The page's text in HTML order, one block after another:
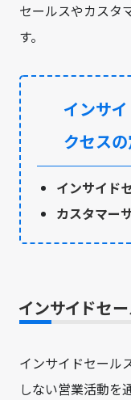
セールスやカスタ
す。
インサ
クセス
インサイド
カスタマー
インサイドセ
インサイドセール
しない営業活動を